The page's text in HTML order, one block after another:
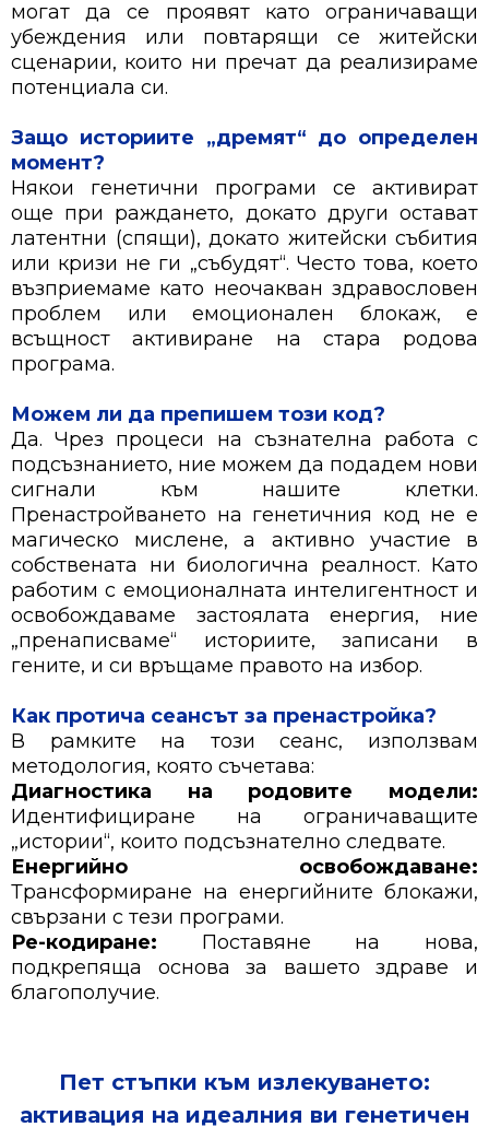
могат да се проявят като ограничаващи
убеждения или повтарящи се житейски
сценарии, които ни пречат да реализираме
потенциала си.
Защо историите „дремят“ до определен
момент?
Някои генетични програми се активират
още при раждането, докато други остават
латентни (спящи), докато житейски събития
или кризи не ги „събудят“. Често това, което
възприемаме като неочакван здравословен
проблем или емоционален блокаж, е
всъщност активиране на стара родова
програма.
Можем ли да препишем този код?
Да. Чрез процеси на съзнателна работа с
подсъзнанието, ние можем да подадем нови
сигнали към нашите клетки.
Пренастройването на генетичния код не е
магическо мислене, а активно участие в
собствената ни биологична реалност. Като
работим с емоционалната интелигентност и
освобождаваме застоялата енергия, ние
„пренаписваме“ историите, записани в
гените, и си връщаме правото на избор.
Как протича сеансът за пренастройка?
В рамките на този сеанс, използвам
методология, която съчетава:
Диагностика на родовите модели:
Идентифициране на ограничаващите
„истории“, които подсъзнателно следвате.
Енергийно освобождаване:
Трансформиране на енергийните блокажи,
свързани с тези програми.
Ре-кодиране: Поставяне на нова,
подкрепяща основа за вашето здраве и
благополучие.
Пет стъпки към излекуването:
активация на идеалния ви генетичен